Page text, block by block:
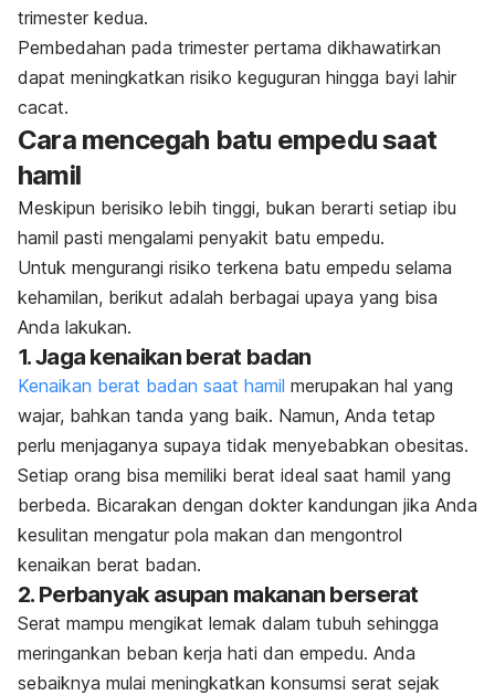
trimester kedua.
Pembedahan pada trimester pertama dikhawatirkan
dapat meningkatkan risiko keguguran hingga bayi lahir
cacat.
Cara mencegah batu empedu saat
hamil
Meskipun berisiko lebih tinggi, bukan berarti setiap ibu
hamil pasti mengalami penyakit batu empedu.
Untuk mengurangi risiko terkena batu empedu selama
kehamilan, berikut adalah berbagai upaya yang bisa
Anda lakukan.
1. Jaga kenaikan berat badan
Kenaikan berat badan saat hamil merupakan hal yang
wajar, bahkan tanda yang baik. Namun, Anda tetap
perlu menjaganya supaya tidak menyebabkan obesitas.
Setiap orang bisa memiliki berat ideal saat hamil yang
berbeda. Bicarakan dengan dokter kandungan jika Anda
kesulitan mengatur pola makan dan mengontrol
kenaikan berat badan.
2. Perbanyak asupan makanan berserat
Serat mampu mengikat lemak dalam tubuh sehingga
meringankan beban kerja hati dan empedu. Anda
sebaiknya mulai meningkatkan konsumsi serat sejak